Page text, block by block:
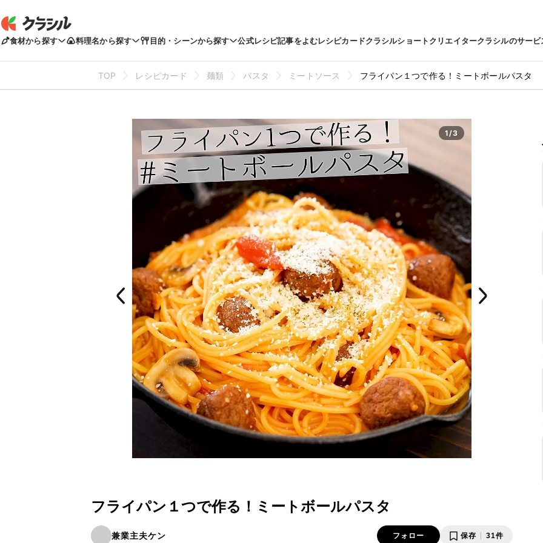
食材から探す 料理名から探す 目的・シーンから探す 公式レシピ記事をよむレシピカードクラシルショートクリエイタークラシルのサービ
TOP レシピカード 麺類 パスタ ミートソース フライパン１つで作る！ミートボールパスタ
1/3
フライパン１つで作る！ミートボールパスタ
兼業主夫ケン フォロー 保存 31件